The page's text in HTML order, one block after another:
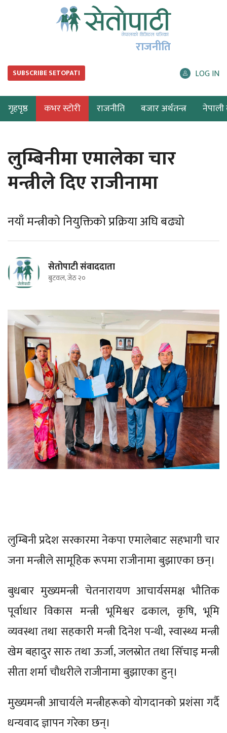
राजनीति
SUBSCRIBE SETOPATI LOG IN
गृहपृष्ठ कभर स्टोरी राजनीति बजार अर्थतन्त्र नेपाली
लुम्बिनीमा एमालेका चार
मन्त्रीले दिए राजीनामा
नयाँ मन्त्रीको नियुक्तिको प्रक्रिया अघि बढ्यो
सेतोपाटी संवाददाता
बुटवल, जेठ २०
लुम्बिनी प्रदेश सरकारमा नेकपा एमालेबाट सहभागी चार
जना मन्त्रीले सामूहिक रूपमा राजीनामा बुझाएका छन्।
बुधबार मुख्यमन्त्री चेतनारायण आचार्यसमक्ष भौतिक
पूर्वाधार विकास मन्त्री भूमिश्वर ढकाल, कृषि, भूमि
व्यवस्था तथा सहकारी मन्त्री दिनेश पन्थी, स्वास्थ्य मन्त्री
खेम बहादुर सारु तथा ऊर्जा, जलस्रोत तथा सिँचाइ मन्त्री
सीता शर्मा चौधरीले राजीनामा बुझाएका हुन्।
मुख्यमन्त्री आचार्यले मन्त्रीहरूको योगदानको प्रशंसा गर्दै
धन्यवाद ज्ञापन गरेका छन्।